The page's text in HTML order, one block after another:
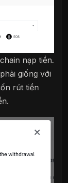
nạp tiền.
giống với
rút tiền